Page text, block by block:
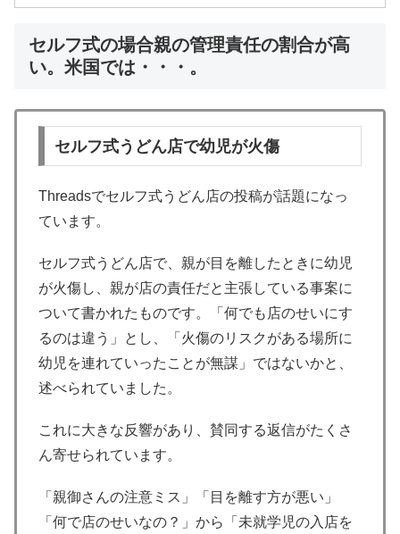
セルフ式の場合親の管理責任の割合が高
い。米国では・・・。
セルフ式うどん店で幼児が火傷
Threadsでセルフ式うどん店の投稿が話題になっ
ています。
セルフ式うどん店で、親が目を離したときに幼児
が火傷し、親が店の責任だと主張している事案に
ついて書かれたものです。「何でも店のせいにす
るのは違う」とし、「火傷のリスクがある場所に
幼児を連れていったことが無謀」ではないかと、
述べられていました。
これに大きな反響があり、賛同する返信がたくさ
ん寄せられています。
「親御さんの注意ミス」「目を離す方が悪い」
「何で店のせいなの？」から「未就学児の入店を